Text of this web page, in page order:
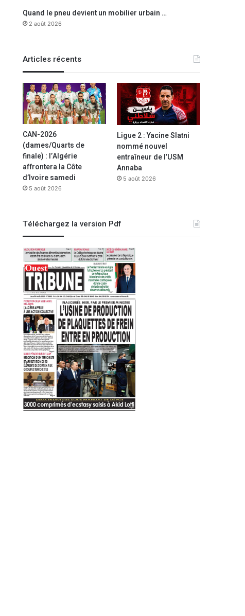
Quand le pneu devient un mobilier urbain …
2 août 2026
Articles récents
CAN-2026
(dames/Quarts de
finale) : l’Algérie
affrontera la Côte
d’Ivoire samedi
5 août 2026
Ligue 2 : Yacine Slatni
nommé nouvel
entraîneur de l’USM
Annaba
5 août 2026
Téléchargez la version Pdf